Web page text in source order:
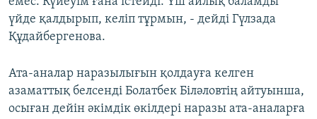
үйде қалдырып, келіп тұрмын, - дейді Гүлзада
Құдайбергенова.
Ата-аналар наразылығын қолдауға келген
азаматтық белсенді Болатбек Біләловтің айтуынша,
осыған дейін әкімдік өкілдері наразы ата-аналарға